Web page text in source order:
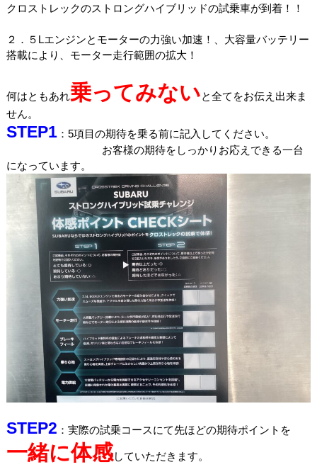
クロストレックのストロングハイブリッドの試乗車が到着！！
２．５Lエンジンとモーターの力強い加速！、大容量バッテリー
搭載により、モーター走行範囲の拡大！
何はともあれ乗ってみないと全てをお伝え出来ま
せん。
STEP1：5項目の期待を乗る前に記入してください。
お客様の期待をしっかりお応えできる一台
になっています。
STEP2 ：実際の試乗コースにて先ほどの期待ポイントを
一緒に体感していただきます。